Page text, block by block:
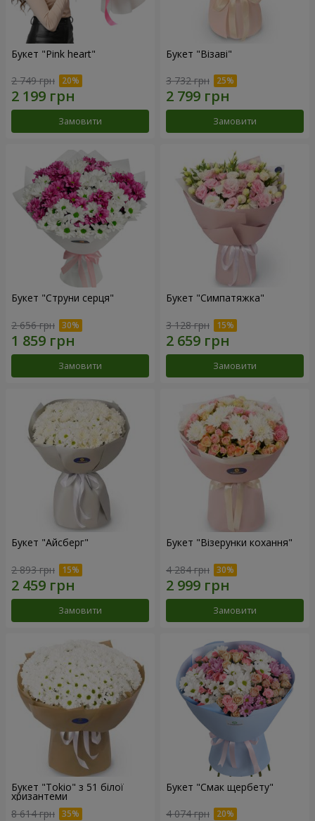
Букет "Pink heart"
2 749 грн
Замовити
Букет "Візаві"
3 732 грн
Замовити
Букет "Струни серця"
2 656 грн
Замовити
Букет "Симпатяжка"
3 128 грн
Замовити
Букет "Айсберг"
2 893 грн
Замовити
Букет "Візерунки кохання"
4 284 грн
Замовити
Букет "Tokio" з 51 білої
хризантеми
8 614 грн
Букет "Смак щербету"
4 074 грн